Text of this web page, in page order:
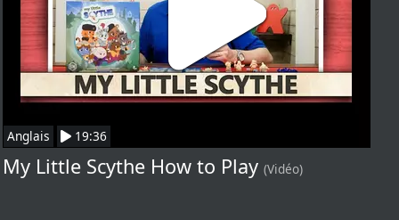
Anglais 19:36
My Little Scythe How to Play (Vidéo)